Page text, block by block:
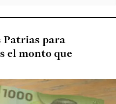
Patrias para
el monto que